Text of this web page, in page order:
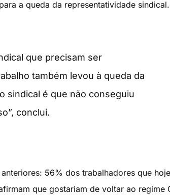
a queda da representatividade sindical.
que precisam ser
também levou à queda da
sindical é que não conseguiu
conclui.
56% dos trabalhadores que hoje
que gostariam de voltar ao regime